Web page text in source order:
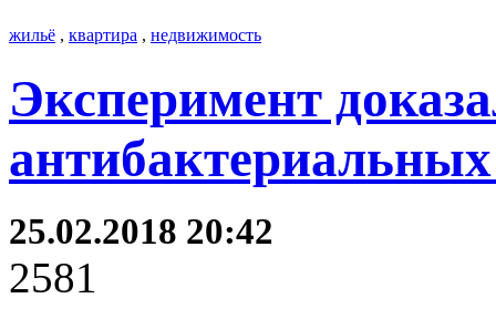
жильё , квартира , недвижимость
Эксперимент
антибактериальных
25.02.2018 20:42
2581